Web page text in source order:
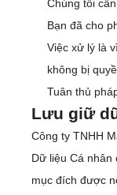
Chúng tôi
Bạn đã cho
Việc xử lý là
không bị
Tuân thủ
Lưu giữ
Công ty TNHH
Dữ liệu Cá nhân
mục đích được